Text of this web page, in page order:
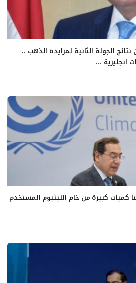
الجولة الثانية لمزايدة الذهب ..
كميات كبيرة من خام الليثيوم المستخدم